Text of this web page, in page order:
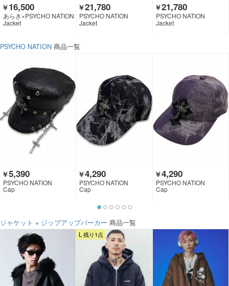
￥16,500
あらき×PSYCHO NATION
×GEKIROCK CLOTHING
Jacket
￥21,780
PSYCHO NATION
Jacket
￥21,780
PSYCHO NATION
Jacket
PSYCHO NATION 商品一覧
￥5,390
PSYCHO NATION
Cap
￥4,290
PSYCHO NATION
Cap
￥4,290
PSYCHO NATION
Cap
ジャケット × ジップアップパーカー 商品一覧
L 残り1点